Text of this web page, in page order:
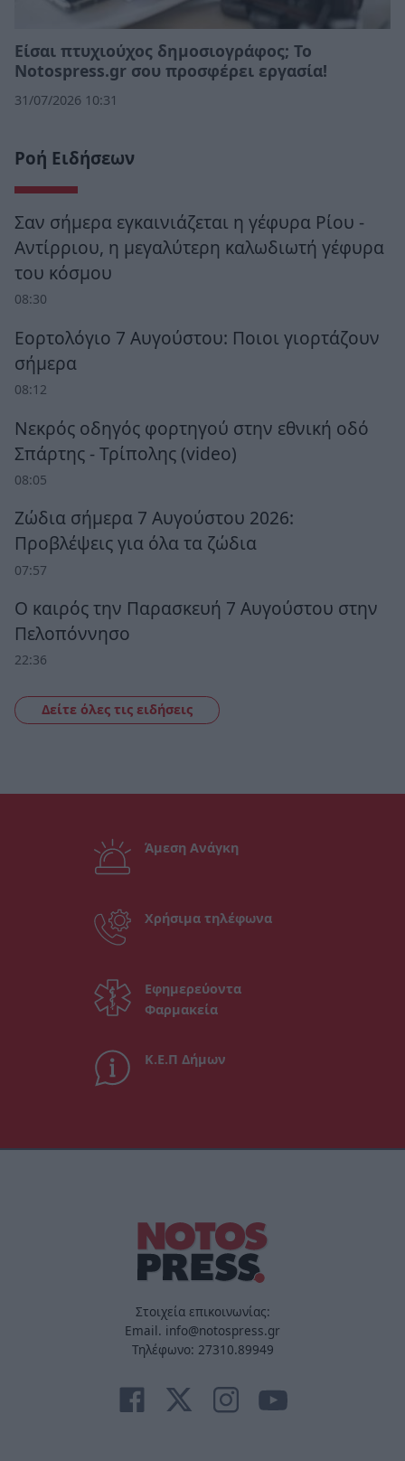
Eίσαι πτυχιούχος δημοσιογράφος; Το
Notospress.gr σου προσφέρει εργασία!
31/07/2026 10:31
Ροή Ειδήσεων
Σαν σήμερα εγκαινιάζεται η γέφυρα Ρίου -
Αντίρριου, η μεγαλύτερη καλωδιωτή γέφυρα
του κόσμου
08:30
Εορτολόγιο 7 Αυγούστου: Ποιοι γιορτάζουν
σήμερα
08:12
Νεκρός οδηγός φορτηγού στην εθνική οδό
Σπάρτης - Τρίπολης (video)
08:05
Ζώδια σήμερα 7 Αυγούστου 2026:
Προβλέψεις για όλα τα ζώδια
07:57
Ο καιρός την Παρασκευή 7 Αυγούστου στην
Πελοπόννησο
22:36
Δείτε όλες τις ειδήσεις
Άμεση Ανάγκη
Χρήσιμα τηλέφωνα
Εφημερεύοντα
Φαρμακεία
Κ.Ε.Π Δήμων
Στοιχεία επικοινωνίας:
Email. info@notospress.gr
Τηλέφωνο: 27310.89949